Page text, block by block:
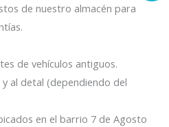
de nuestro almacén para
de vehículos antiguos.
al detal (dependiendo del
en el barrio 7 de Agosto